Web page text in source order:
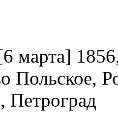
марта]
Польское,
Петроград